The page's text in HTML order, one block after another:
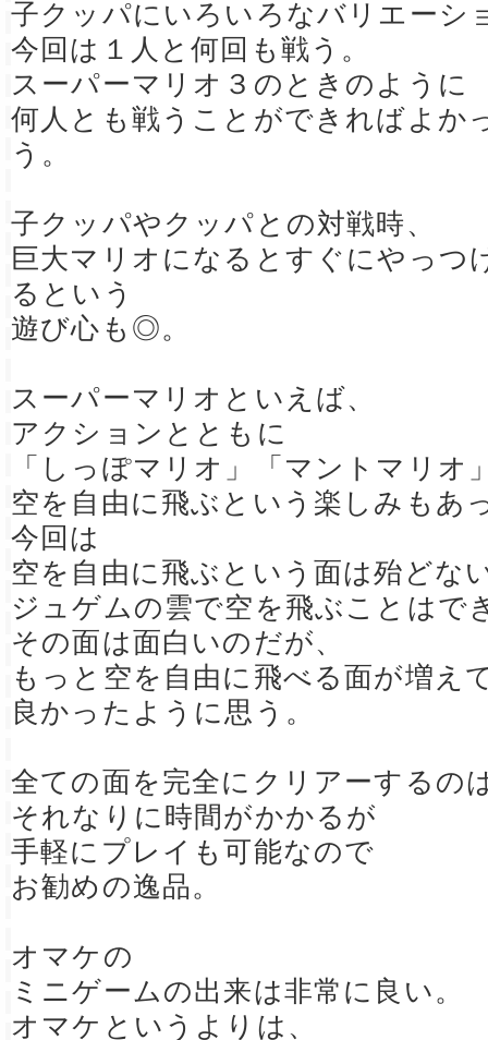
子クッパにいろいろなバリエーシ
今回は１人と何回も戦う。
スーパーマリオ３のときのように
何人とも戦うことができればよか
う。
子クッパやクッパとの対戦時、
巨大マリオになるとすぐにやっつ
るという
遊び心も◎。
スーパーマリオといえば、
アクションとともに
「しっぽマリオ」「マントマリオ
空を自由に飛ぶという楽しみもあ
今回は
空を自由に飛ぶという面は殆どな
ジュゲムの雲で空を飛ぶことはで
その面は面白いのだが、
もっと空を自由に飛べる面が増え
良かったように思う。
全ての面を完全にクリアーするの
それなりに時間がかかるが
手軽にプレイも可能なので
お勧めの逸品。
オマケの
ミニゲームの出来は非常に良い。
オマケというよりは、